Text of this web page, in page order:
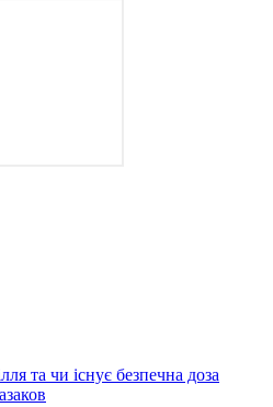
та чи існує безпечна доза